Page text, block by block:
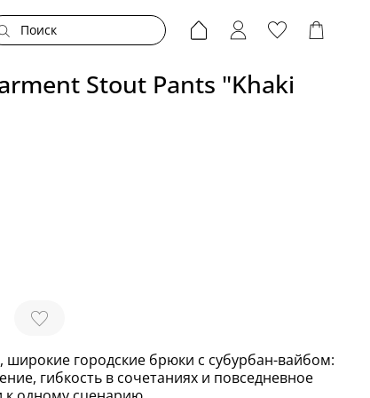
Stout Pants "Khaki
широкие городские брюки с субурбан-вайбом:
гибкость в сочетаниях и повседневное